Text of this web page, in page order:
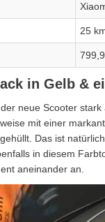
25
in Gelb &
neue Scooter stark
mit einer
Das ist
in diesem
aneinander an.